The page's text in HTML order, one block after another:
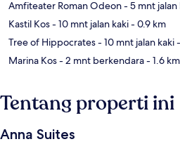
Amfiteater Roman Odeon- 5 mnt jalan
Kastil Kos- 10 mnt jalan kaki- 0.9 km
Tree of Hippocrates- 10 mnt jalan kaki
Marina Kos- 2 mnt berkendara- 1.6 km
Tentang properti ini
Anna Suites